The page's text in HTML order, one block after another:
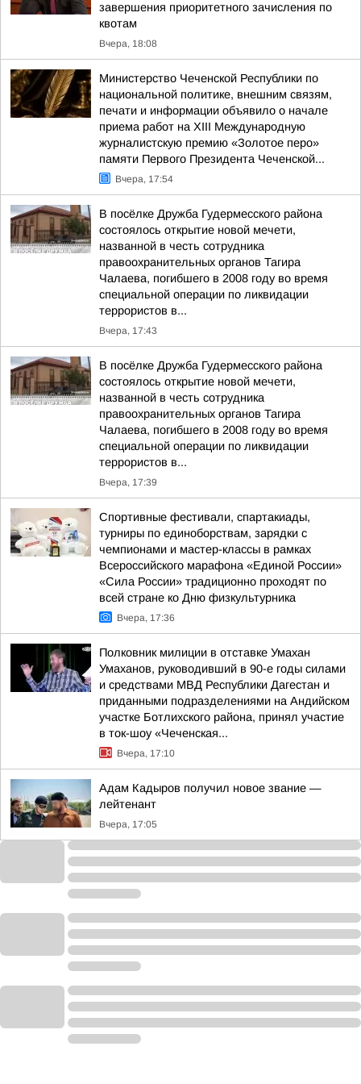
завершения приоритетного зачисления по
квотам
Вчера, 18:08
Министерство Чеченской Республики по
национальной политике, внешним связям,
печати и информации объявило о начале
приема работ на XIII Международную
журналистскую премию «Золотое перо»
памяти Первого Президента Чеченской...
Вчера, 17:54
В посёлке Дружба Гудермесского района
состоялось открытие новой мечети,
названной в честь сотрудника
правоохранительных органов Тагира
Чалаева, погибшего в 2008 году во время
специальной операции по ликвидации
террористов в...
Вчера, 17:43
В посёлке Дружба Гудермесского района
состоялось открытие новой мечети,
названной в честь сотрудника
правоохранительных органов Тагира
Чалаева, погибшего в 2008 году во время
специальной операции по ликвидации
террористов в...
Вчера, 17:39
Спортивные фестивали, спартакиады,
турниры по единоборствам, зарядки с
чемпионами и мастер-классы в рамках
Всероссийского марафона «Единой России»
«Сила России» традиционно проходят по
всей стране ко Дню физкультурника
Вчера, 17:36
Полковник милиции в отставке Умахан
Умаханов, руководивший в 90-е годы силами
и средствами МВД Республики Дагестан и
приданными подразделениями на Андийском
участке Ботлихского района, принял участие
в ток-шоу «Чеченская...
Вчера, 17:10
Адам Кадыров получил новое звание —
лейтенант
Вчера, 17:05